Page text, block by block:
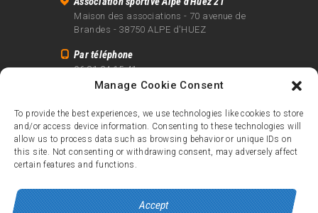
Manage Cookie Consent
To provide the best experiences, we use technologies like cookies to store
and/or access device information. Consenting to these technologies will
allow us to process data such as browsing behavior or unique IDs on
this site. Not consenting or withdrawing consent, may adversely affect
certain features and functions.
Accept
Maison des associations - 70 avenue de
Brandes - 38750 ALPE d'HUEZ
Par téléphone
06 81 24 15 41
info@alpe21.fr
Mentions légales
Contact
crédits